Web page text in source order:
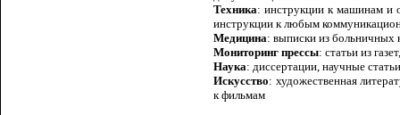
Техника: инструкции к машинам и
инструкции к любым
Медицина: выписки из больничных
Мониторинг прессы: статьи из
Наука: диссертации, научные
Искусство: художественная
к фильмам